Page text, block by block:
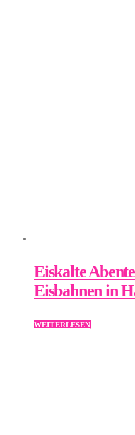
Eiskalte
Eisbahnen in
WEITERLESEN